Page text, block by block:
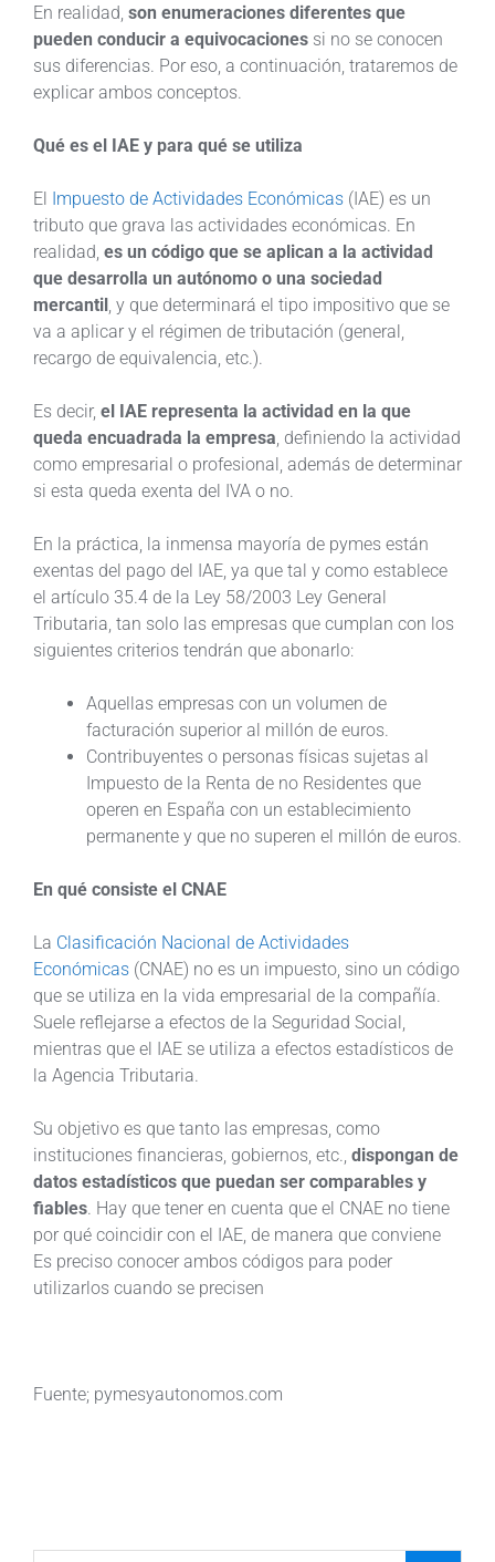
En realidad, son enumeraciones diferentes que
pueden conducir a equivocaciones si no se conocen
sus diferencias. Por eso, a continuación, trataremos de
explicar ambos conceptos.
Qué es el IAE y para qué se utiliza
El Impuesto de Actividades Económicas (IAE) es un
tributo que grava las actividades económicas. En
realidad, es un código que se aplican a la actividad
que desarrolla un autónomo o una sociedad
mercantil , y que determinará el tipo impositivo que se
va a aplicar y el régimen de tributación (general,
recargo de equivalencia, etc.).
Es decir, el IAE representa la actividad en la que
queda encuadrada la empresa , definiendo la actividad
como empresarial o profesional, además de determinar
si esta queda exenta del IVA o no.
En la práctica, la inmensa mayoría de pymes están
exentas del pago del IAE, ya que tal y como establece
el artículo 35.4 de la Ley 58/2003 Ley General
Tributaria, tan solo las empresas que cumplan con los
siguientes criterios tendrán que abonarlo:
Aquellas empresas con un volumen de
facturación superior al millón de euros.
Contribuyentes o personas físicas sujetas al
Impuesto de la Renta de no Residentes que
operen en España con un establecimiento
permanente y que no superen el millón de euros.
En qué consiste el CNAE
La Clasificación Nacional de Actividades
Económicas (CNAE) no es un impuesto, sino un código
que se utiliza en la vida empresarial de la compañía.
Suele reflejarse a efectos de la Seguridad Social,
mientras que el IAE se utiliza a efectos estadísticos de
la Agencia Tributaria.
Su objetivo es que tanto las empresas, como
instituciones financieras, gobiernos, etc., dispongan de
datos estadísticos que puedan ser comparables y
fiables. Hay que tener en cuenta que el CNAE no tiene
por qué coincidir con el IAE, de manera que conviene
Es preciso conocer ambos códigos para poder
utilizarlos cuando se precisen
Fuente; pymesyautonomos.com